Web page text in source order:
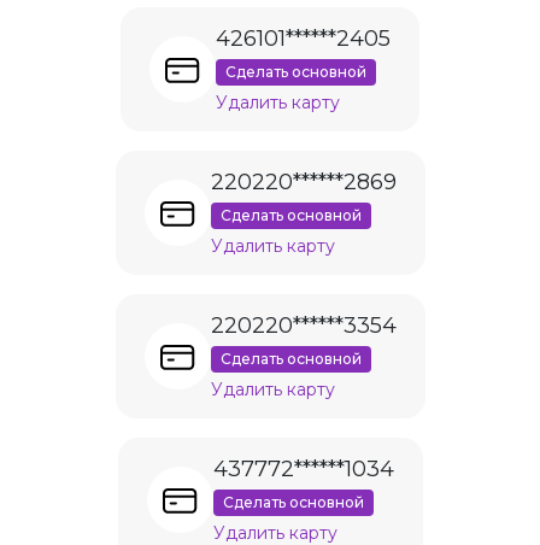
426101******2405
Сделать основной
Удалить карту
220220******2869
Сделать основной
Удалить карту
220220******3354
Сделать основной
Удалить карту
437772******1034
Сделать основной
Удалить карту